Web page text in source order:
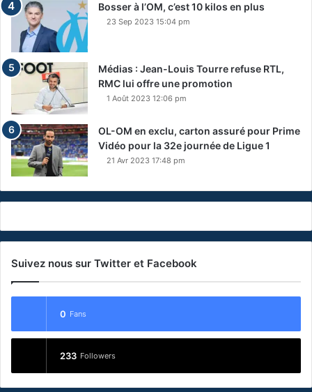
Bosser à l’OM, c’est 10 kilos en plus
23 Sep 2023 15:04 pm
Médias : Jean-Louis Tourre refuse RTL,
RMC lui offre une promotion
1 Août 2023 12:06 pm
OL-OM en exclu, carton assuré pour Prime
Vidéo pour la 32e journée de Ligue 1
21 Avr 2023 17:48 pm
Suivez nous sur Twitter et Facebook
0 Fans
233 Followers